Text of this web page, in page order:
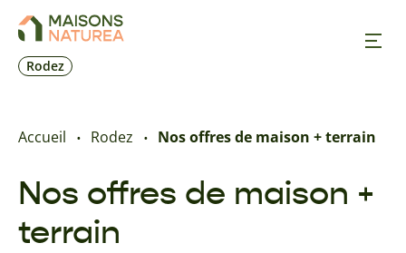
Rodez
Nos offres
Accueil Rodez Nos offres de maison + terrain
Nos offres de maison +
terrain